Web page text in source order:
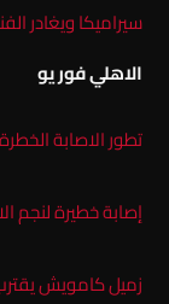
سيراميكا ويغادر
الاهلي فور يو
تطور الاصابة
إصابة خطيرة
زميل كامويش